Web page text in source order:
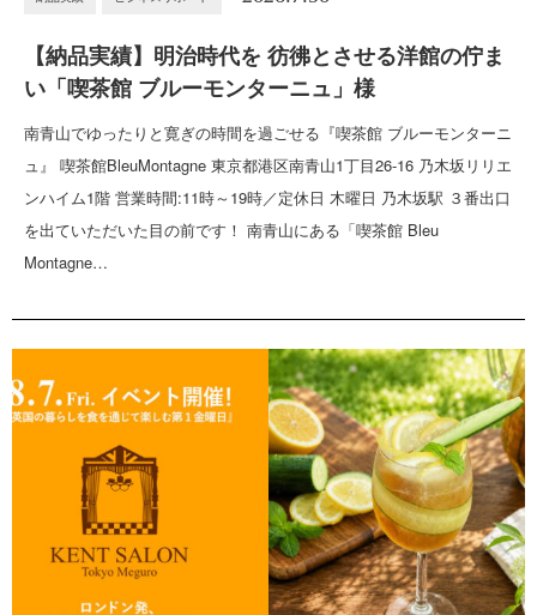
【納品実績】明治時代を 彷彿とさせる洋館の佇ま
い「喫茶館 ブルーモンターニュ」様
南青山でゆったりと寛ぎの時間を過ごせる『喫茶館 ブルーモンターニ
ュ』 喫茶館BleuMontagne 東京都港区南青山1丁目26-16 乃木坂リリエ
ンハイム1階 営業時間:11時～19時／定休日 木曜日 乃木坂駅 ３番出口
を出ていただいた目の前です！ 南青山にある「喫茶館 Bleu
Montagne…